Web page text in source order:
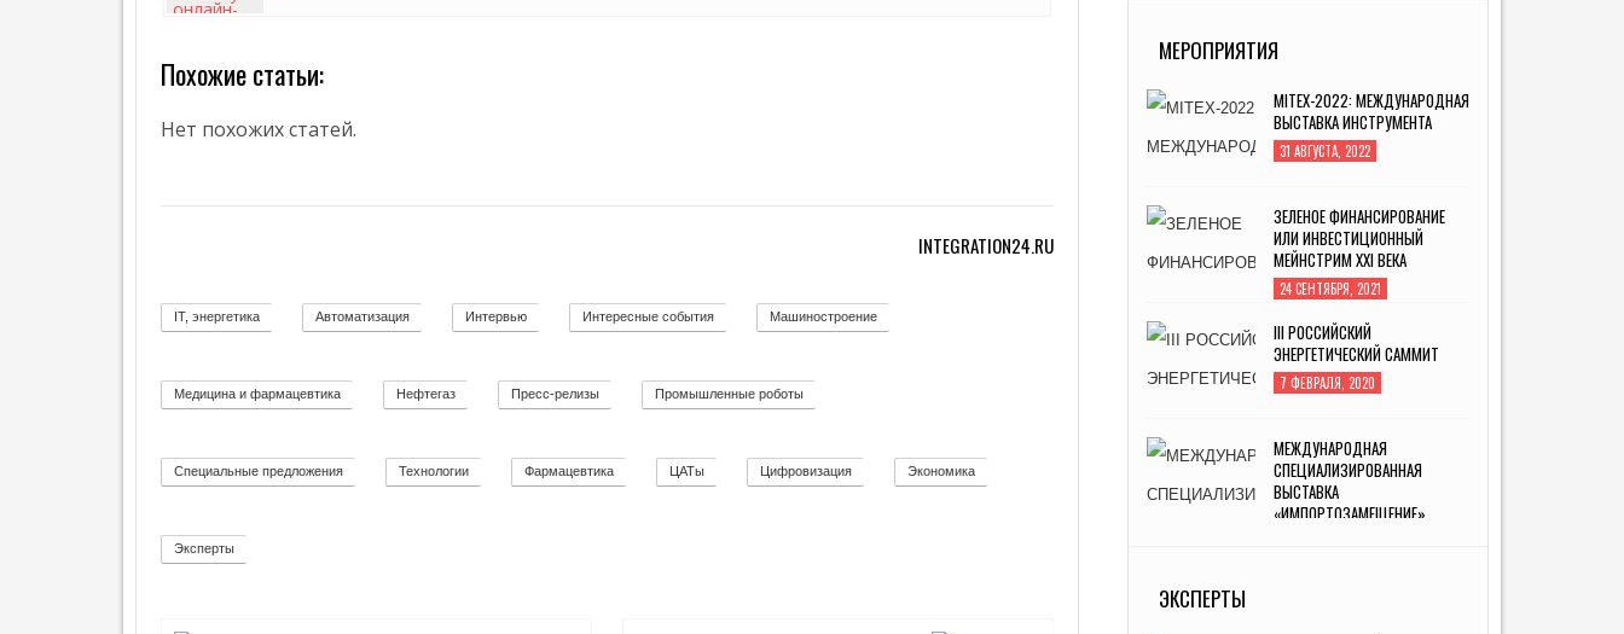
Похожие статьи:
Нет похожих статей.
INTEGRATION24.RU
IT, энергетика Автоматизация Интервью Интересные события Машиностроение
Медицина и фармацевтика Нефтегаз Пресс-релизы Промышленные роботы
Специальные предложения Технологии Фармацевтика ЦАТы Цифровизация Экономика
Эксперты
МЕРОПРИЯТИЯ
MITEX-2022: МЕЖДУНАРОДНАЯ
ВЫСТАВКА ИНСТРУМЕНТА
31 АВГУСТА, 2022
ЗЕЛЕНОЕ ФИНАНСИРОВАНИЕ
ИЛИ ИНВЕСТИЦИОННЫЙ
МЕЙНСТРИМ XXI ВЕКА
24 СЕНТЯБРЯ, 2021
III РОССИЙСКИЙ
ЭНЕРГЕТИЧЕСКИЙ САММИТ
7 ФЕВРАЛЯ, 2020
МЕЖДУНАРОДНАЯ
СПЕЦИАЛИЗИРОВАННАЯ
ВЫСТАВКА
«ИМПОРТОЗАМЕЩЕНИЕ»
ЭКСПЕРТЫ